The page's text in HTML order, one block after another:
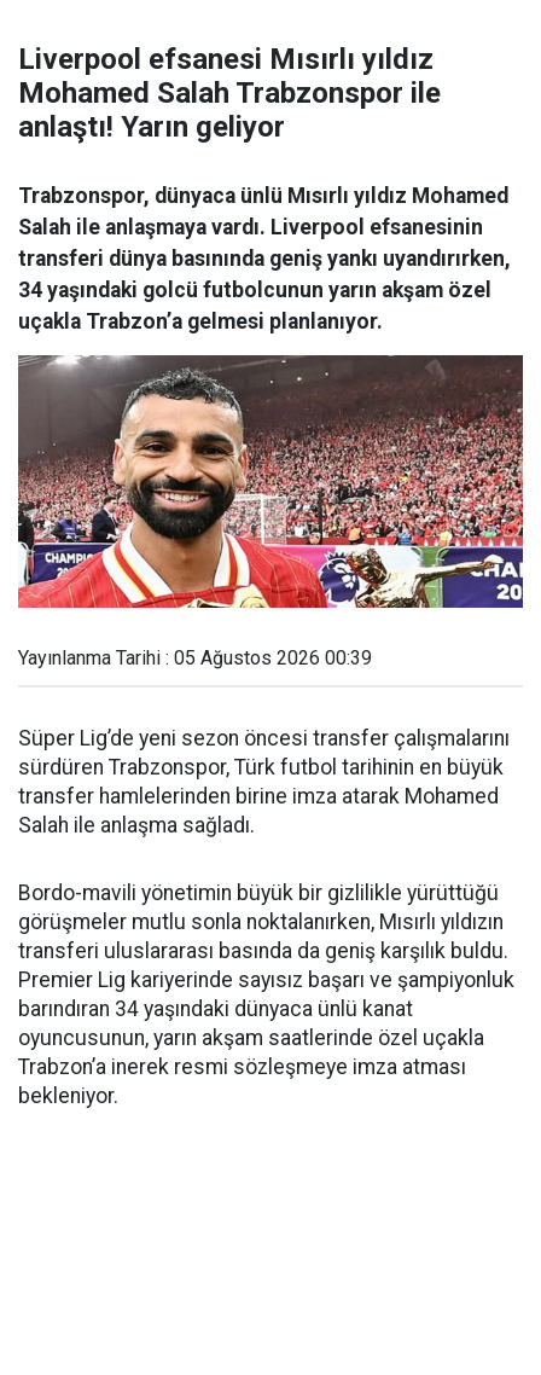
Liverpool efsanesi Mısırlı yıldız
Mohamed Salah Trabzonspor ile
anlaştı! Yarın geliyor
Trabzonspor, dünyaca ünlü Mısırlı yıldız Mohamed
Salah ile anlaşmaya vardı. Liverpool efsanesinin
transferi dünya basınında geniş yankı uyandırırken,
34 yaşındaki golcü futbolcunun yarın akşam özel
uçakla Trabzon’a gelmesi planlanıyor.
Yayınlanma Tarihi : 05 Ağustos 2026 00:39
Süper Lig’de yeni sezon öncesi transfer çalışmalarını
sürdüren Trabzonspor, Türk futbol tarihinin en büyük
transfer hamlelerinden birine imza atarak Mohamed
Salah ile anlaşma sağladı.
Bordo-mavili yönetimin büyük bir gizlilikle yürüttüğü
görüşmeler mutlu sonla noktalanırken, Mısırlı yıldızın
transferi uluslararası basında da geniş karşılık buldu.
Premier Lig kariyerinde sayısız başarı ve şampiyonluk
barındıran 34 yaşındaki dünyaca ünlü kanat
oyuncusunun, yarın akşam saatlerinde özel uçakla
Trabzon’a inerek resmi sözleşmeye imza atması
bekleniyor.